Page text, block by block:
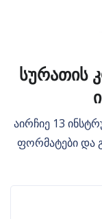
სურათის
აირჩიე 13
ფორმატები და